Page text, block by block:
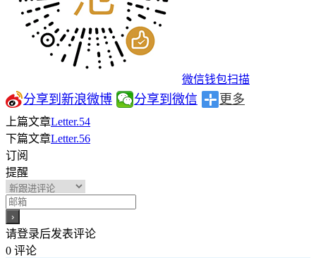
微信钱包扫描
分享到新浪微博 分享到微信 更多
上篇文章Letter.54
下篇文章Letter.56
订阅
提醒
请登录后发表评论
0 评论